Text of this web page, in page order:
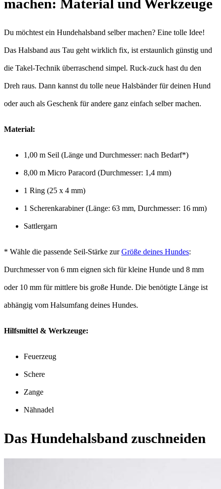
machen: Material und Werkzeuge
Du möchtest ein Hundehalsband selber machen? Eine tolle Idee!
Das Halsband aus Tau geht wirklich fix, ist erstaunlich günstig und
die Takel-Technik überraschend simpel. Ruck-zuck hast du den
Dreh raus. Dann kannst du tolle neue Halsbänder für deinen Hund
oder auch als Geschenk für andere ganz einfach selber machen.
Material:
1,00 m Seil (Länge und Durchmesser: nach Bedarf*)
8,00 m Micro Paracord (Durchmesser: 1,4 mm)
1 Ring (25 x 4 mm)
1 Scherenkarabiner (Länge: 63 mm, Durchmesser: 16 mm)
Sattlergarn
* Wähle die passende Seil-Stärke zurGröße deines Hundes:
Durchmesser von 6 mm eignen sich für kleine Hunde und 8 mm
oder 10 mm für mittlere bis große Hunde. Die benötigte Länge ist
abhängig vom Halsumfang deines Hundes.
Hilfsmittel & Werkzeuge:
Feuerzeug
Schere
Zange
Nähnadel
Das Hundehalsband zuschneiden